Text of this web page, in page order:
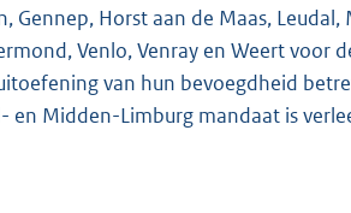
Gennep, Horst aan de Maas,
Venlo, Venray en Weert
van hun bevoegdheid
en Midden-Limburg mandaat is